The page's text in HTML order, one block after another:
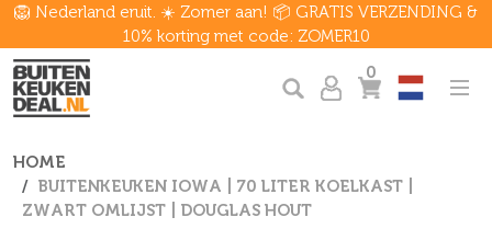
🦁 Nederland eruit. ☀️ Zomer aan! 📦 GRATIS VERZENDING &
10% korting met code: ZOMER10
0
HOME
BUITENKEUKEN IOWA | 70 LITER KOELKAST |
ZWART OMLIJST | DOUGLAS HOUT